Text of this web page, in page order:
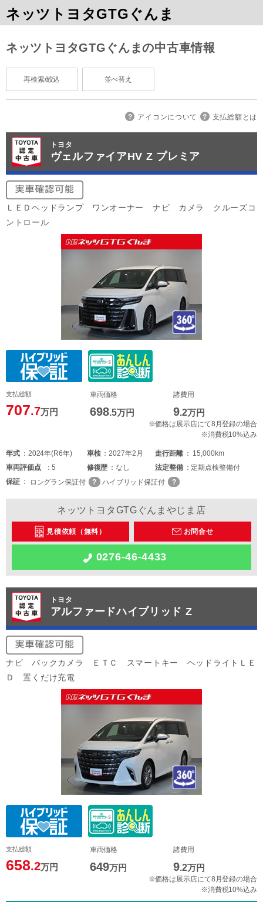
ネッツトヨタGTGぐんま
ネッツトヨタGTGぐんまの中古車情報
再検索/絞込 並べ替え
アイコンについて 支払総額とは
トヨタ
ヴェルファイアHV Z プレミア
ＬＥＤヘッドランプ ワンオーナー ナビ カメラ クルーズコ
ントロール
支払総額
707.7万円
車両価格
698.5万円
諸費用
9.2万円
※価格は展示店にて8月登録の場合
※消費税10%込み
年式 2024年(R6年) 車検 2027年2月 走行距離
15,000km
車両評価点 5 修復歴 なし 法定整備
定期点検整備付
保証
ロングラン保証付 ハイブリッド保証付
ネッツトヨタGTGぐんまやじま店
見積依頼（無料） お問合せ
0276-46-4433
トヨタ
アルファードハイブリッド Z
ナビ バックカメラ ＥＴＣ スマートキー ヘッドライトＬＥ
Ｄ 置くだけ充電
支払総額
658.2万円
車両価格
649万円
諸費用
9.2万円
※価格は展示店にて8月登録の場合
※消費税10%込み